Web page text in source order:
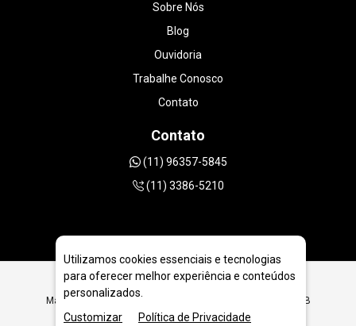
Sobre Nós
Blog
Ouvidoria
Trabalhe Conosco
Contato
Contato
(11) 96357-5845
(11) 3386-5210
Máquina Perfuratriz Diamantada PDJ3 em João Pessoa - PB
Utilizamos cookies essenciais e tecnologias
para oferecer melhor experiência e conteúdos
personalizados.
Customizar
Política de Privacidade